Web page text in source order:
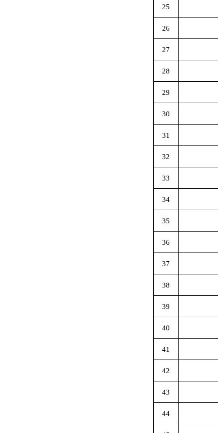
25
26
27
28
29
30
31
32
33
34
35
36
37
38
39
40
41
42
43
44